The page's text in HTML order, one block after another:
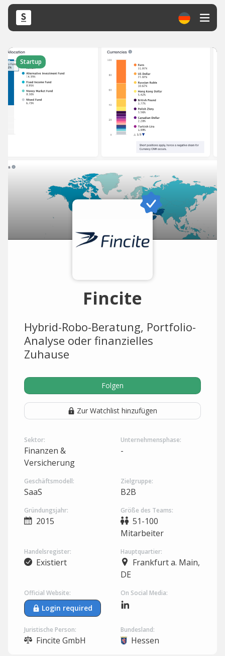
Startup
Fincite
Hybrid-Robo-Beratung, Portfolio-
Analyse oder finanzielles
Zuhause
Folgen
Zur Watchlist hinzufügen
Sektor:
Finanzen &
Versicherung
Unternehmensphase:
-
Geschäftsmodell:
SaaS
Zielgruppe:
B2B
Gründungsjahr:
2015
Größe des Teams:
51-100
Mitarbeiter
Handelsregister:
Existiert
Hauptquartier:
Frankfurt a. Main,
DE
Official Website:
Login required
On Social Media:
Juristische Person:
Fincite GmbH
Bundesland:
Hessen